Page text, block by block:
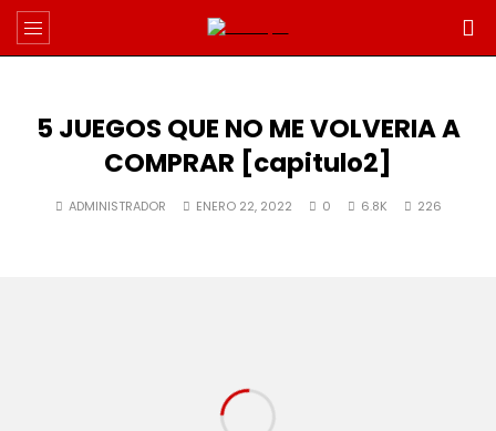
5 JUEGOS QUE NO ME VOLVERIA A
COMPRAR [capitulo2]
ADMINISTRADOR ENERO 22, 2022 0 6.8K 226